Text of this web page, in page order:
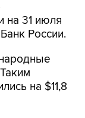
на 31 июля
России.
на $11,8